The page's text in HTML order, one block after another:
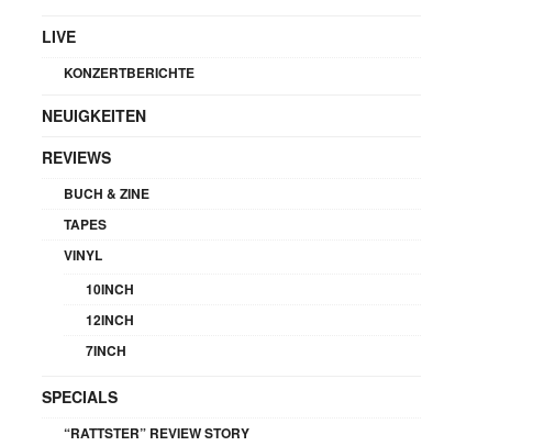
LIVE
KONZERTBERICHTE
NEUIGKEITEN
REVIEWS
BUCH & ZINE
TAPES
VINYL
10INCH
12INCH
7INCH
SPECIALS
“RATTSTER” REVIEW STORY